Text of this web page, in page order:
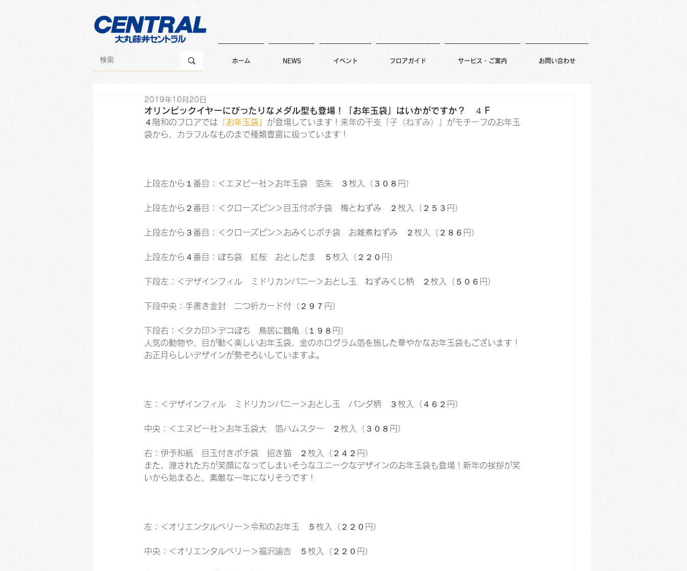
ホーム NEWS イベント フロアガイド サービス・ご案内 お問い合わせ
オリンピックイヤーにぴったりなメダル型も登場！「お年玉袋」はいかがですか？ ４Ｆ
2019年10月20日
４階和のフロアでは 「お年玉袋」 が登場しています！来年の干支 「子（ねずみ）」 がモチーフのお年玉
袋から、カラフルなものまで種類豊富に扱っています！
上段左から１番目：＜エヌビー社＞お年玉袋　箔朱　３枚入（３０８円）
上段左から２番目：＜クローズピン＞目玉付ポチ袋　梅とねずみ　２枚入（２５３円）
上段左から３番目：＜クローズピン＞おみくじポチ袋　お雑煮ねずみ　２枚入（２８６円）
上段左から４番目：ぽち袋　紅桜　おとしだま　５枚入（２２０円）
下段左：＜デザインフィル　ミドリカンパニー＞おとし玉　ねずみくじ柄　２枚入（５０６円）
下段中央：手書き金封　二つ折カード付（２９７円）
下段右：＜タカ印＞デコぽち　鳥居に鶴亀（１９８円）
人気の動物や、目が動く楽しいお年玉袋、金のホログラム箔を施した華やかなお年玉袋もございます！
お正月らしいデザインが勢ぞろいしていますよ。
左：＜デザインフィル　ミドリカンパニー＞おとし玉　パンダ柄　３枚入（４６２円）
中央：＜エヌビー社＞お年玉袋大　箔ハムスター　２枚入（３０８円）
右：伊予和紙　目玉付きポチ袋　招き猫　２枚入（２４２円）
また、渡された方が笑顔になってしまいそうなユニークなデザインのお年玉袋も登場！新年の挨拶が笑
いから始まると、素敵な一年になりそうです！
左：＜オリエンタルベリー＞令和のお年玉　５枚入（２２０円）
中央：＜オリエンタルベリー＞福沢諭吉　５枚入（２２０円）